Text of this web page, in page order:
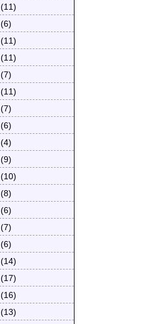
(11)
(6)
(11)
(11)
(7)
(11)
(7)
(6)
(4)
(9)
(10)
(8)
(6)
(7)
(6)
(14)
(17)
(16)
(13)